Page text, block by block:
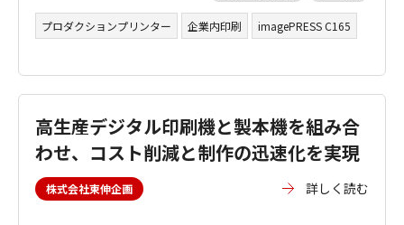
プロダクションプリンター 企業内印刷 imagePRESS C165
高生産デジタル印刷機と製本機を組み合
わせ、コスト削減と制作の迅速化を実現
株式会社東伸企画 詳しく読む